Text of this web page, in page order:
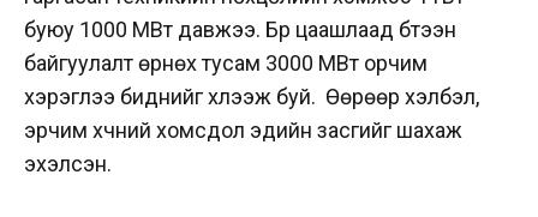
буюу 1000 МВт давжээ. Бүр цаашлаад бүтээн
байгуулалт өрнөх тусам 3000 МВт орчим
хэрэглээ биднийг хүлээж буй. Өөрөөр хэлбэл,
эрчим хүчний хомсдол эдийн засгийг шахаж
эхэлсэн.